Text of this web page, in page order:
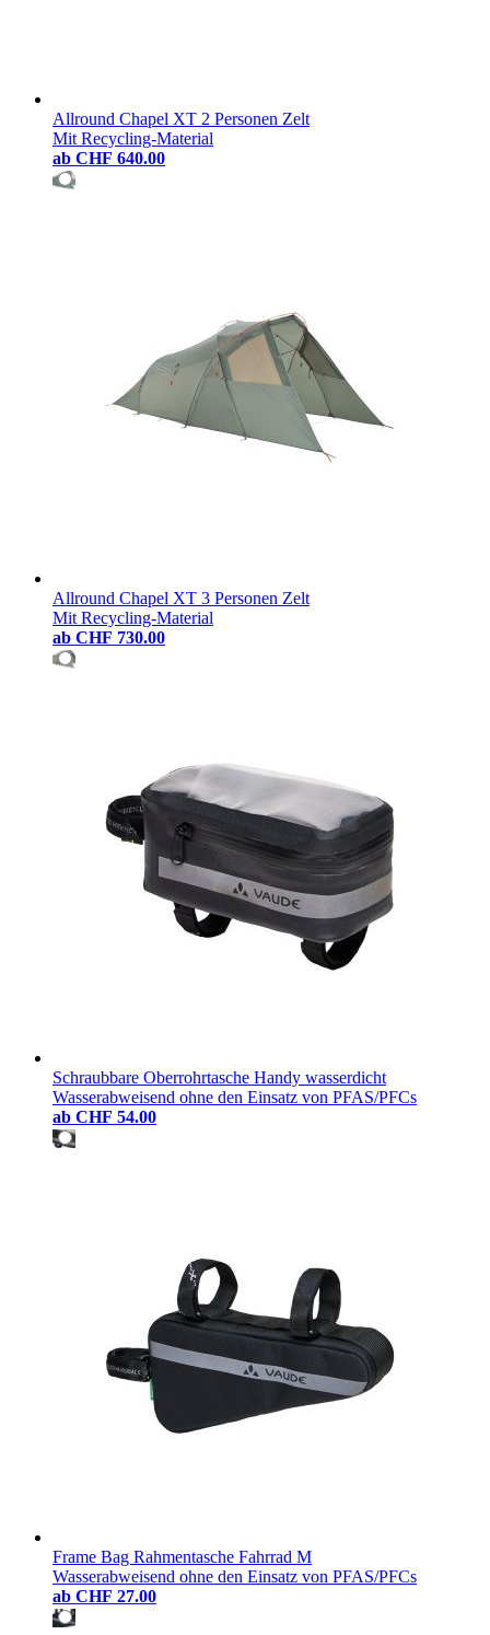
Allround Chapel XT 2 Personen Zelt
Mit Recycling-Material
ab CHF 640.00
Allround Chapel XT 3 Personen Zelt
Mit Recycling-Material
ab CHF 730.00
Schraubbare Oberrohrtasche Handy wasserdicht
Wasserabweisend ohne den Einsatz von PFAS/PFCs
ab CHF 54.00
Frame Bag Rahmentasche Fahrrad M
Wasserabweisend ohne den Einsatz von PFAS/PFCs
ab CHF 27.00